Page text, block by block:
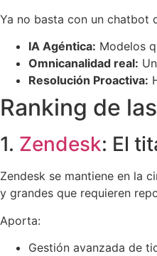
Ya no basta con un chatbot
IA Agéntica: Modelos
Omnicanalidad real:
Resolución Proactiva:
Ranking de
1. Zendesk: El
Zendesk se mantiene en la
y grandes que requieren
Aporta:
Gestión avanzada de